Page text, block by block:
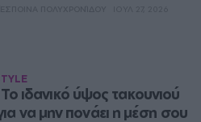
Το ιδανικό ύψος τακουνιού
να μην πονάει η μέση σου